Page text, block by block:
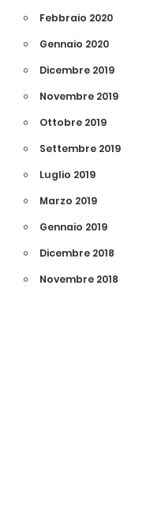
Febbraio 2020
Gennaio 2020
Dicembre 2019
Novembre 2019
Ottobre 2019
Settembre 2019
Luglio 2019
Marzo 2019
Gennaio 2019
Dicembre 2018
Novembre 2018